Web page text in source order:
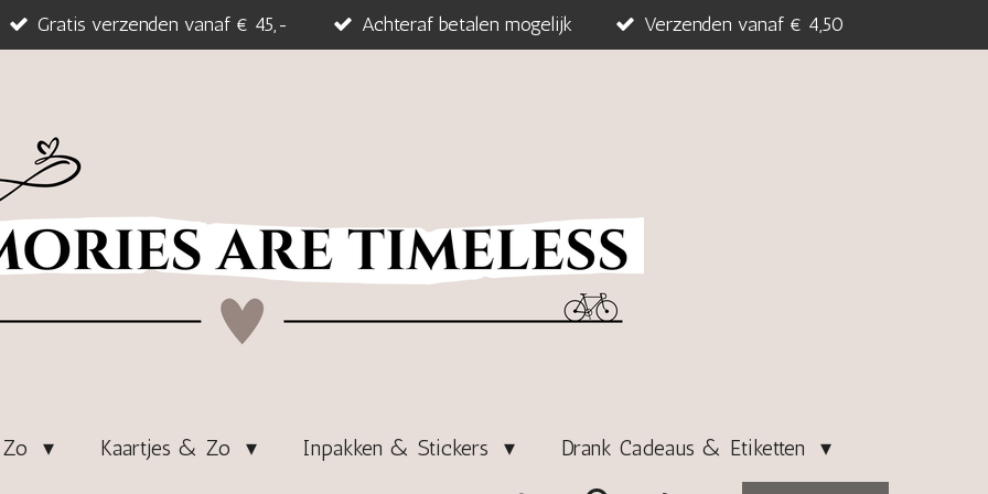
Gratis verzenden vanaf € 45,- Achteraf betalen mogelijk Verzenden vanaf € 4,50
Kaartjes & Zo Inpakken & Stickers Drank Cadeaus & Etiketten